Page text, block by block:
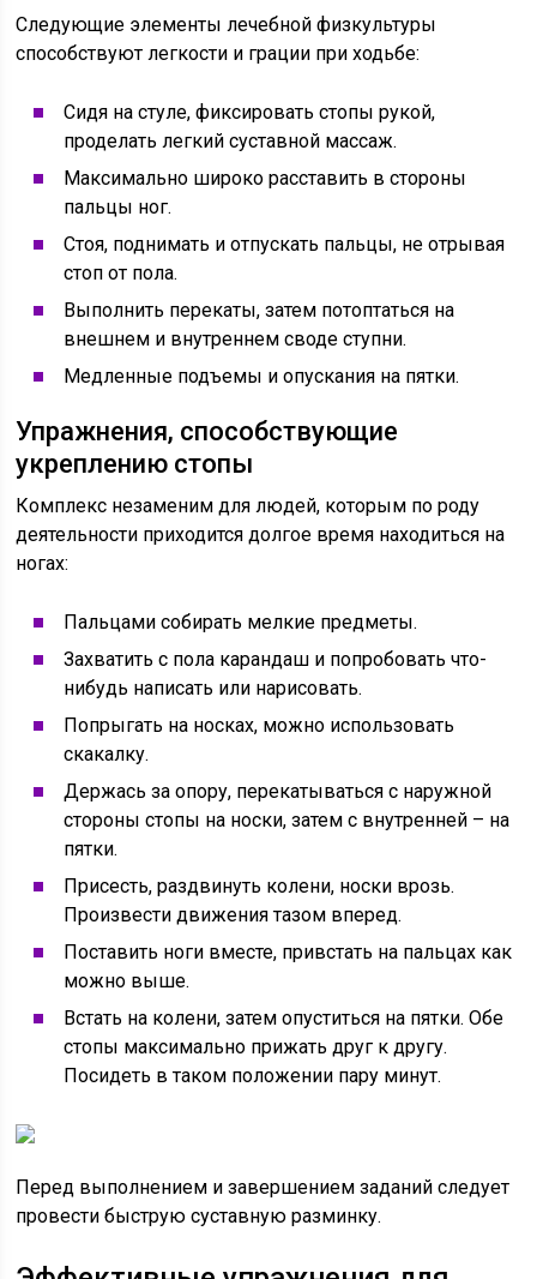
Следующие элементы лечебной физкультуры
способствуют легкости и грации при ходьбе:
Сидя на стуле, фиксировать стопы рукой,
проделать легкий суставной массаж.
Максимально широко расставить в стороны
пальцы ног.
Стоя, поднимать и отпускать пальцы, не отрывая
стоп от пола.
Выполнить перекаты, затем потоптаться на
внешнем и внутреннем своде ступни.
Медленные подъемы и опускания на пятки.
Упражнения, способствующие
укреплению стопы
Комплекс незаменим для людей, которым по роду
деятельности приходится долгое время находиться на
ногах:
Пальцами собирать мелкие предметы.
Захватить с пола карандаш и попробовать что-
нибудь написать или нарисовать.
Попрыгать на носках, можно использовать
скакалку.
Держась за опору, перекатываться с наружной
стороны стопы на носки, затем с внутренней – на
пятки.
Присесть, раздвинуть колени, носки врозь.
Произвести движения тазом вперед.
Поставить ноги вместе, привстать на пальцах как
можно выше.
Встать на колени, затем опуститься на пятки. Обе
стопы максимально прижать друг к другу.
Посидеть в таком положении пару минут.
Перед выполнением и завершением заданий следует
провести быструю суставную разминку.